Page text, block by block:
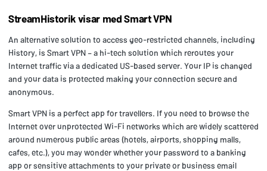
StreamHistorik visar med Smart VPN
An alternative solution to access geo-restricted channels, including
History, is Smart VPN – a hi-tech solution which reroutes your
Internet traffic via a dedicated US-based server. Your IP is changed
and your data is protected making your connection secure and
anonymous.
Smart VPN is a perfect app for travellers. If you need to browse the
Internet over unprotected Wi-Fi networks which are widely scattered
around numerous public areas (hotels, airports, shopping malls,
cafes, etc.), you may wonder whether your password to a banking
app or sensitive attachments to your private or business email